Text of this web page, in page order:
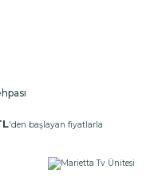
'den başlayan fiyatlarla